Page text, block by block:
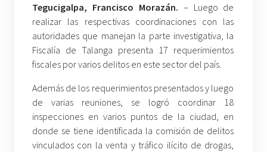
Tegucigalpa, Francisco Morazán. – Luego de
realizar las respectivas coordinaciones con las
autoridades que manejan la parte investigativa, la
Fiscalía de Talanga presenta 17 requerimientos
fiscales por varios delitos en este sector del país.
Además de los requerimientos presentados y luego
de varias reuniones, se logró coordinar 18
inspecciones en varios puntos de la ciudad, en
donde se tiene identificada la comisión de delitos
vinculados con la venta y tráfico ilícito de drogas,